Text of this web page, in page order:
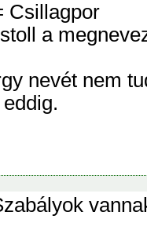
Csillagpor
a
nevét nem